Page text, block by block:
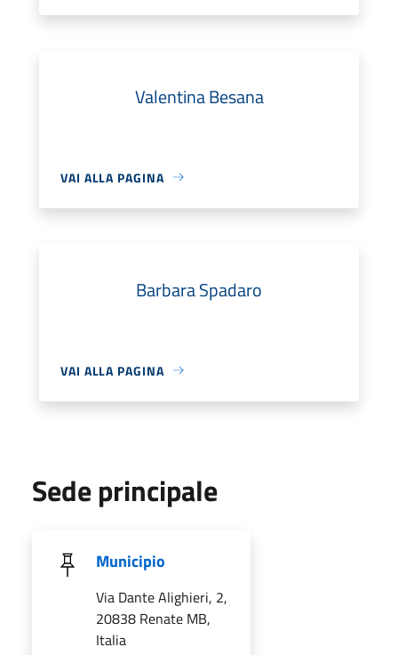
Valentina Besana
VAI ALLA PAGINA
Barbara Spadaro
VAI ALLA PAGINA
Sede principale
Municipio
Via Dante Alighieri, 2,
20838 Renate MB,
Italia